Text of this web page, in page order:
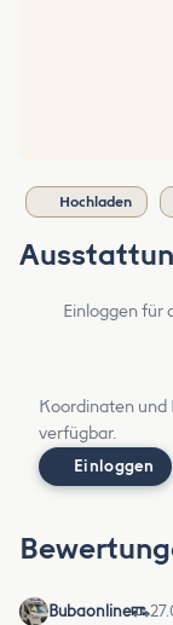
Hochladen
Einloggen für
Koordinaten
verfügbar.
Einloggen
Bubaonline